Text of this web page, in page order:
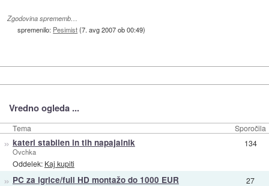
Zgodovina sprememb…
spremenilo: Pesimist(7. avg 2007 ob 00:49)
Vredno ogleda ...
Tema Sporočila
» kateri stabilen in tih napajalnik
Ovchka
Oddelek: Kaj kupiti
134
» PC za igrice/full HD montažo do 1000 EUR 27